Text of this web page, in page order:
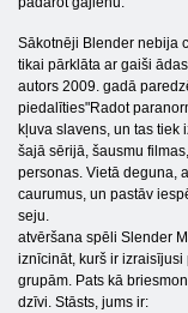
Sākotnēji Blender nebija
tikai pārklāta ar gaiši
autors 2009. gadā
piedalīties"Radot
kļuva slavens, un tas
šajā sērijā, šausmu
personas. Vietā deguna,
caurumus, un pastāv
seju.
atvēršana spēli Slender
iznīcināt, kurš ir
grupām. Pats kā
dzīvi. Stāsts, jums ir: